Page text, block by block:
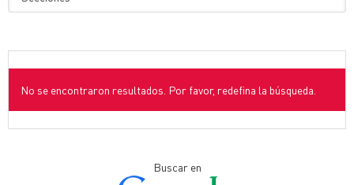
No se encontraron resultados. Por favor, redefina la búsqueda.
Buscar en